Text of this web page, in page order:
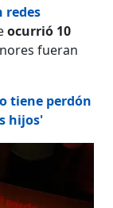
redes
ocurrió 10
fueran
tiene perdón
hijos'